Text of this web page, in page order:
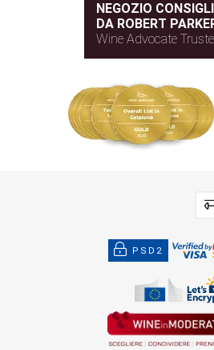
NEGOZIO
DA ROBERT
Wine Advocate
PSD2